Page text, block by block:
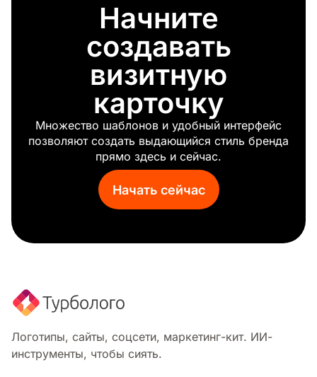
Начните
создавать
визитную
карточку
Множество шаблонов и удобный интерфейс
позволяют создать выдающийся стиль бренда
прямо здесь и сейчас.
Начать сейчас
Логотипы, сайты, соцсети, маркетинг-кит. ИИ-
инструменты, чтобы сиять.